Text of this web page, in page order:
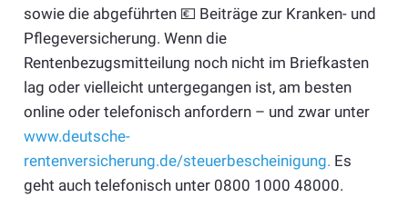
sowie die abgeführten 💶 Beiträge zur Kranken- und
Pflegeversicherung. Wenn die
Rentenbezugsmitteilung noch nicht im Briefkasten
lag oder vielleicht untergegangen ist, am besten
online oder telefonisch anfordern – und zwar unter
www.deutsche-
rentenversicherung.de/steuerbescheinigung. Es
geht auch telefonisch unter 0800 1000 48000.